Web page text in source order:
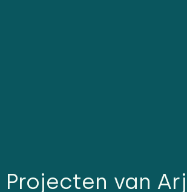
Projecten van